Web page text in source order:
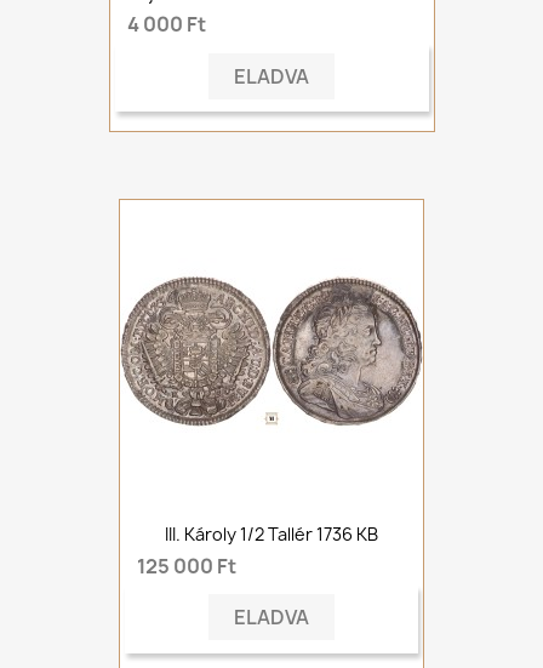
4 000 Ft
ELADVA
III. Károly 1/2 Tallér 1736 KB
125 000 Ft
ELADVA